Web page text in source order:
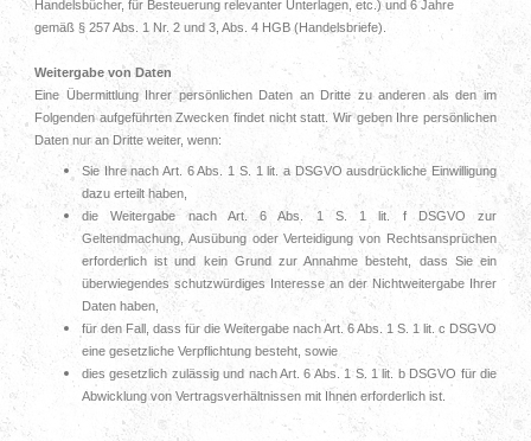
Handelsbücher, für Besteuerung relevanter Unterlagen, etc.) und 6 Jahre
gemäß § 257 Abs. 1 Nr. 2 und 3, Abs. 4 HGB (Handelsbriefe).
Weitergabe von Daten
Eine Übermittlung Ihrer persönlichen Daten an Dritte zu anderen als den im
Folgenden aufgeführten Zwecken findet nicht statt. Wir geben Ihre persönlichen
Daten nur an Dritte weiter, wenn:
Sie Ihre nach Art. 6 Abs. 1 S. 1 lit. a DSGVO ausdrückliche Einwilligung
dazu erteilt haben,
die Weitergabe nach Art. 6 Abs. 1 S. 1 lit. f DSGVO zur
Geltendmachung, Ausübung oder Verteidigung von Rechtsansprüchen
erforderlich ist und kein Grund zur Annahme besteht, dass Sie ein
überwiegendes schutzwürdiges Interesse an der Nichtweitergabe Ihrer
Daten haben,
für den Fall, dass für die Weitergabe nach Art. 6 Abs. 1 S. 1 lit. c DSGVO
eine gesetzliche Verpflichtung besteht, sowie
dies gesetzlich zulässig und nach Art. 6 Abs. 1 S. 1 lit. b DSGVO für die
Abwicklung von Vertragsverhältnissen mit Ihnen erforderlich ist.